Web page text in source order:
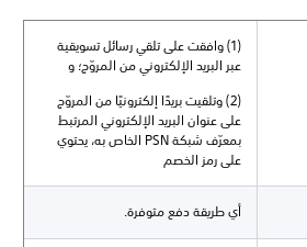
(1) وافقت على تلقي رسائل تسويقية
عبر البريد الإلكتروني من المروّج؛ و
(2) وتلقيت بريدًا إلكترونيًا من المروّج
على عنوان البريد الإلكتروني المرتبط
بمعرّف شبكة PSN الخاص به، يحتوي
على رمز الخصم
أي طريقة دفع متوفرة.